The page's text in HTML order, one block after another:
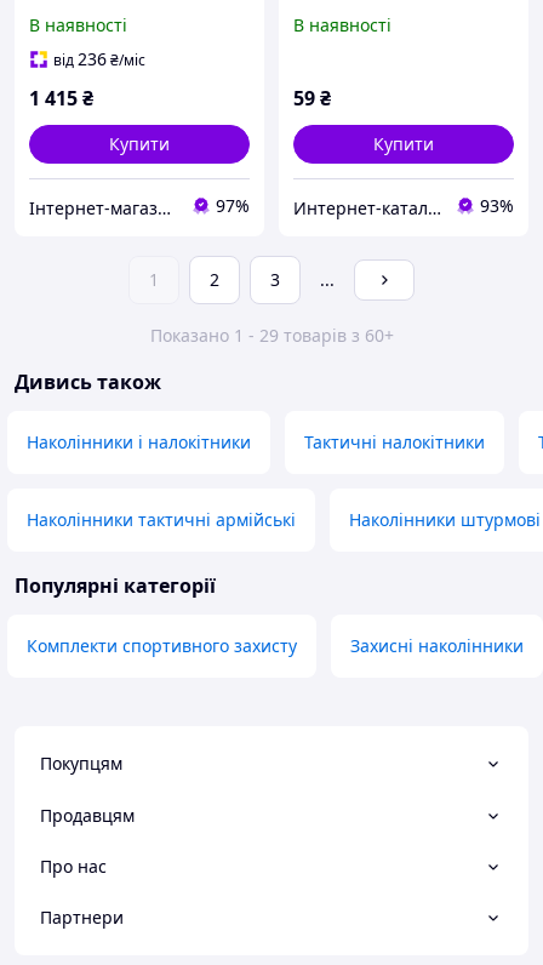
В наявності
від236₴/міс
1 415₴
Купити
Інтернет-магазин RedShift.com.ua 97%
В наявності
59₴
Купити
Интернет-каталог скидок "Профит плюс" 93%
1 2 3 ...
Показано 1 - 29 товарів з 60+
Дивись також
Наколінники і налокітники Тактичні налокітники
Наколінники тактичні армійські Наколінники штурмові
Популярні категорії
Комплекти спортивного захисту Захисні наколінники
Покупцям
Продавцям
Про нас
Партнери